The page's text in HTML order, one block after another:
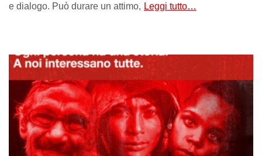
e dialogo. Può durare un attimo, Leggi tutto…